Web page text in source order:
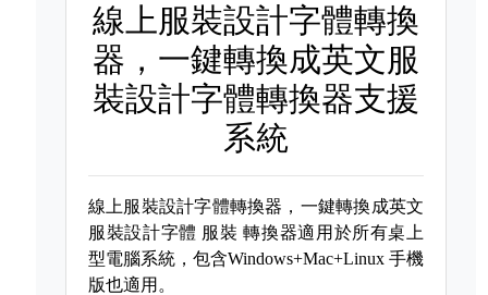
線上服裝設計字體轉換
器，一鍵轉換成英文服
裝設計字體轉換器支援
系統
線上服裝設計字體轉換器，一鍵轉換成英文
服裝設計字體 服裝 轉換器適用於所有桌上
型電腦系統，包含Windows+Mac+Linux 手機
版也適用。